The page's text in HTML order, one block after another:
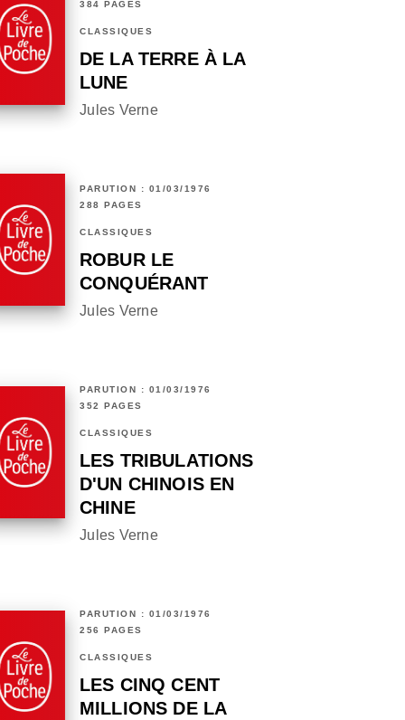
384 PAGES
CLASSIQUES
DE LA TERRE À LA
LUNE
Jules Verne
PARUTION : 01/03/1976
288 PAGES
CLASSIQUES
ROBUR LE
CONQUÉRANT
Jules Verne
PARUTION : 01/03/1976
352 PAGES
CLASSIQUES
LES TRIBULATIONS
D'UN CHINOIS EN
CHINE
Jules Verne
PARUTION : 01/03/1976
256 PAGES
CLASSIQUES
LES CINQ CENT
MILLIONS DE LA